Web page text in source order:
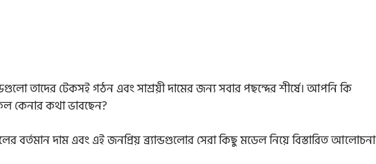
তাদের টেকসই গঠন এবং সাশ্রয়ী দামের জন্য সবার পছন্দের শীর্ষে। আপনি কি
কেনার কথা ভাবছেন?
বর্তমান দাম এবং এই জনপ্রিয় ব্র্যান্ডগুলোর সেরা কিছু মডেল নিয়ে বিস্তারিত আলোচনা